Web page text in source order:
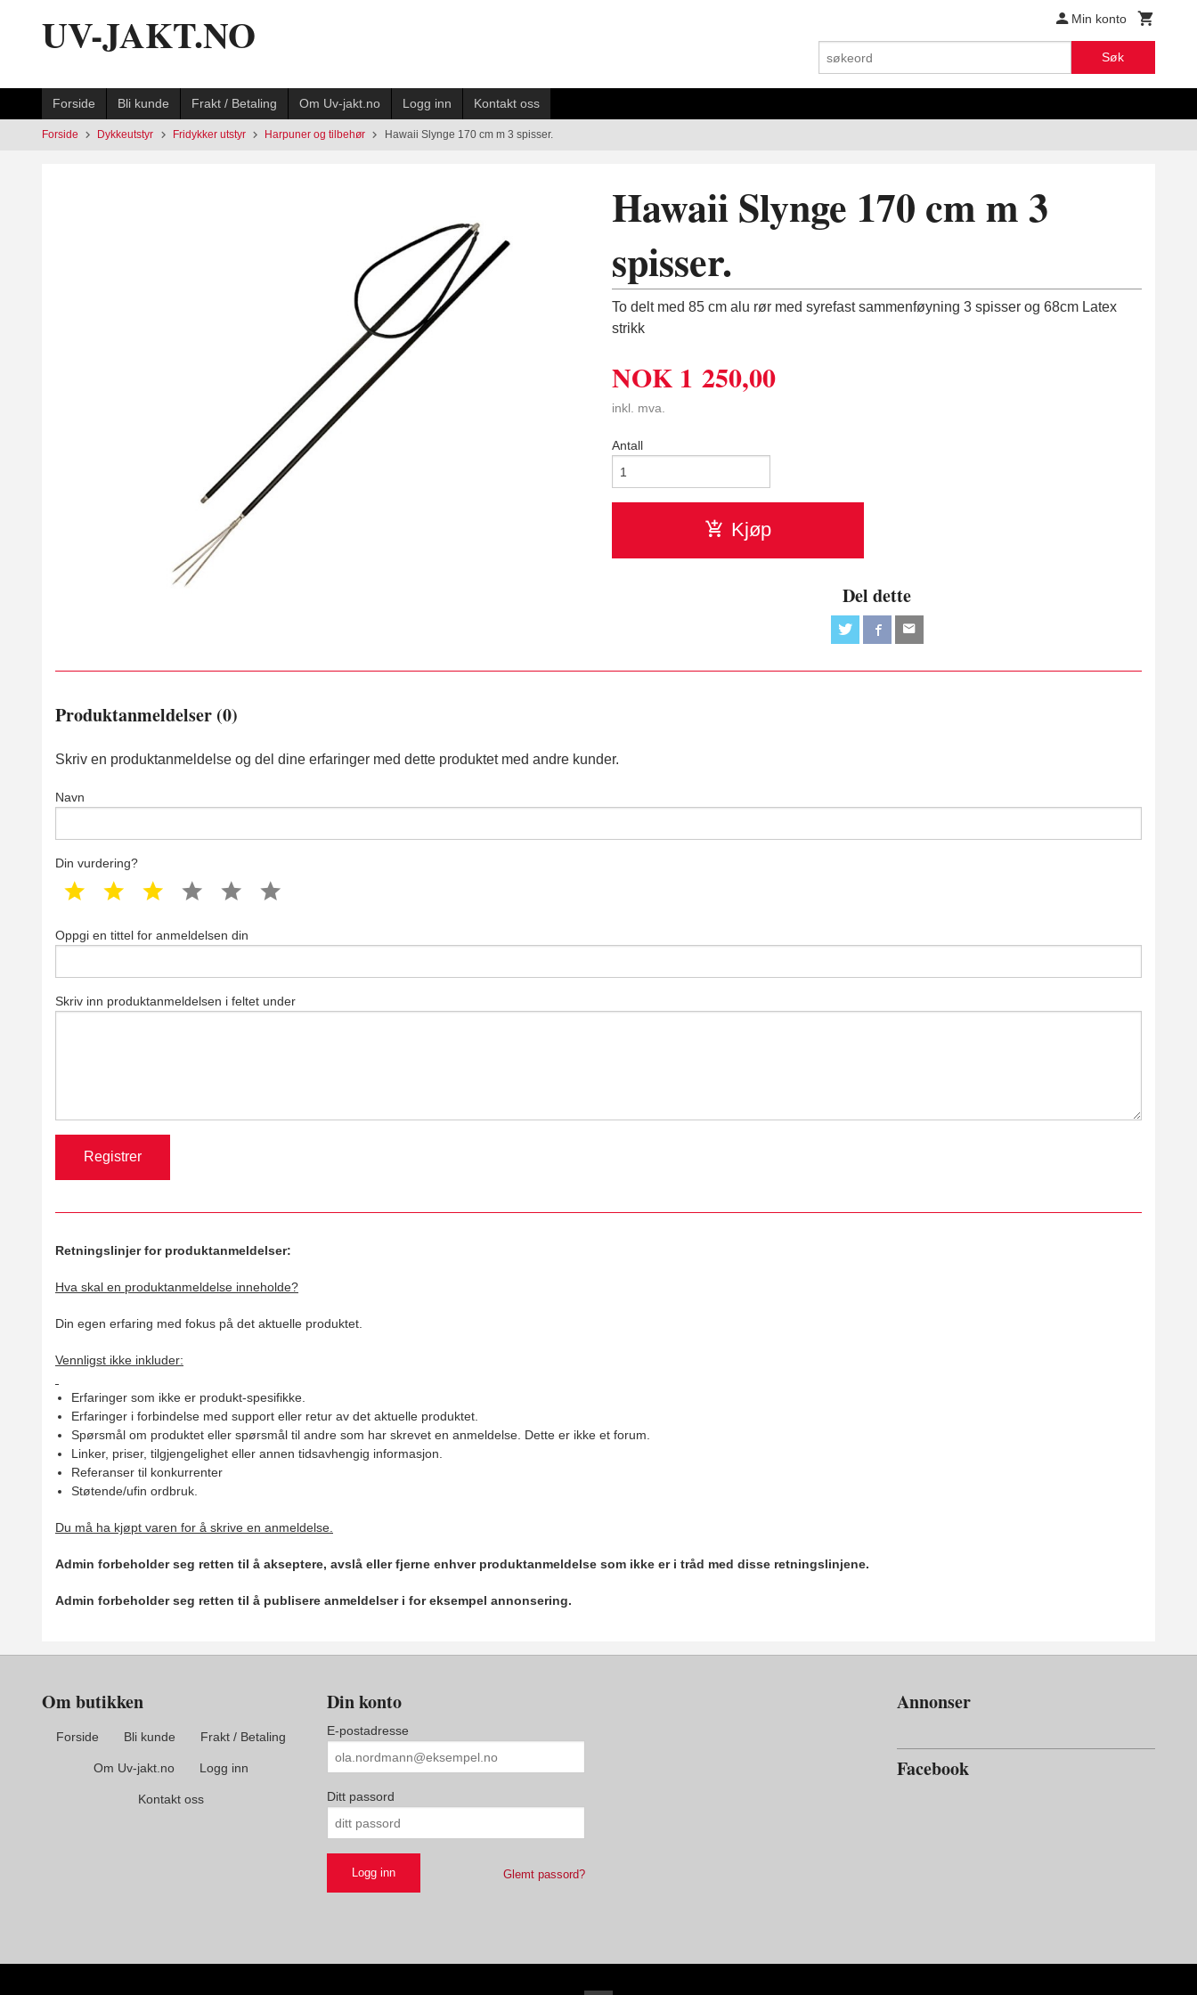
innholdetUV-JAKT.NO Min konto
Søk
Forside Bli kunde Frakt / Betaling Om Uv-jakt.no Logg inn Kontakt oss
Forside Dykkeutstyr Fridykker utstyr Harpuner og tilbehør Hawaii Slynge 170 cm m 3 spisser.
Hawaii Slynge 170 cm m 3
spisser.
To delt med 85 cm alu rør med syrefast sammenføyning 3 spisser og 68cm Latex
strikk
NOK 1 250,00
inkl. mva.
Antall
Kjøp
Del dette
Produktanmeldelser (0)
Skriv en produktanmeldelse og del dine erfaringer med dette produktet med andre kunder.
Navn
Din vurdering?
1 star 2 star 3 star 4 star 5 star
Oppgi en tittel for anmeldelsen din
Skriv inn produktanmeldelsen i feltet under
Retningslinjer for produktanmeldelser:
Hva skal en produktanmeldelse inneholde?
Din egen erfaring med fokus på det aktuelle produktet.
Vennligst ikke inkluder:
Erfaringer som ikke er produkt-spesifikke.
Erfaringer i forbindelse med support eller retur av det aktuelle produktet.
Spørsmål om produktet eller spørsmål til andre som har skrevet en anmeldelse. Dette er ikke et forum.
Linker, priser, tilgjengelighet eller annen tidsavhengig informasjon.
Referanser til konkurrenter
Støtende/ufin ordbruk.
Du må ha kjøpt varen for å skrive en anmeldelse.
Admin forbeholder seg retten til å akseptere, avslå eller fjerne enhver produktanmeldelse som ikke er i tråd med disse retningslinjene.
Admin forbeholder seg retten til å publisere anmeldelser i for eksempel annonsering.
Om butikken
Forside Bli kunde Frakt / Betaling
Om Uv-jakt.no Logg inn
Kontakt oss
Din konto
E-postadresse
Ditt passord
Glemt passord?
Annonser
Facebook